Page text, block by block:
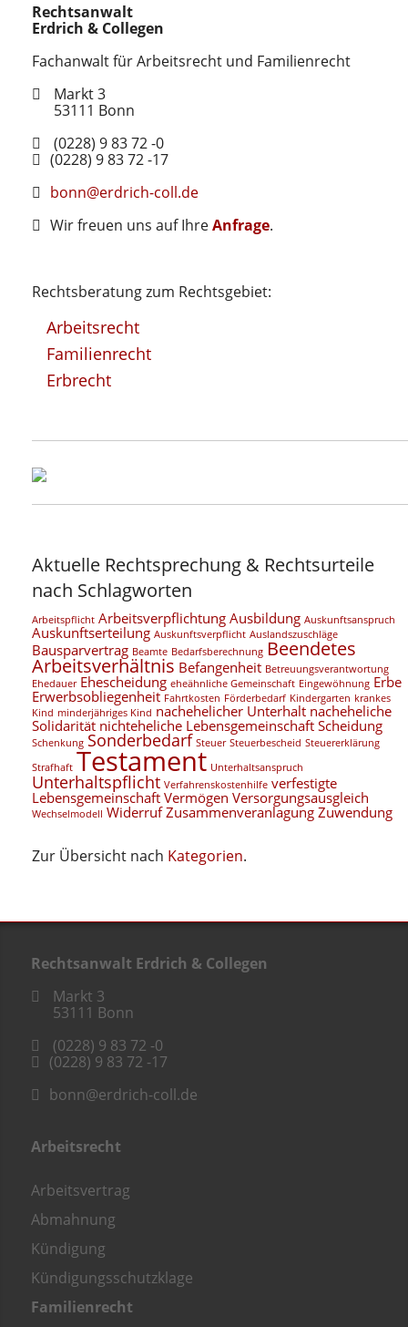
Rechtsanwalt
Erdrich & Collegen
Fachanwalt für Arbeitsrecht und Familienrecht
Markt 3
53111 Bonn
(0228) 9 83 72 -0
(0228) 9 83 72 -17
bonn@erdrich-coll.de
Wir freuen uns auf IhreAnfrage.
Rechtsberatung zum Rechtsgebiet:
Arbeitsrecht
Familienrecht
Erbrecht
Aktuelle Rechtsprechung & Rechtsurteile
nach Schlagworten
Arbeitspflicht Arbeitsverpflichtung Ausbildung Auskunftsanspruch
Auskunftserteilung Auskunftsverpflicht Auslandszuschläge
Bausparvertrag Beamte Bedarfsberechnung Beendetes
Arbeitsverhältnis Befangenheit Betreuungsverantwortung
Ehedauer Ehescheidung eheähnliche Gemeinschaft Eingewöhnung Erbe
Erwerbsobliegenheit Fahrtkosten Förderbedarf Kindergarten krankes
Kind minderjähriges Kind nachehelicher Unterhalt nacheheliche
Solidarität nichteheliche Lebensgemeinschaft Scheidung
Schenkung Sonderbedarf Steuer Steuerbescheid Steuererklärung
Strafhaft Testament Unterhaltsanspruch
Unterhaltspflicht Verfahrenskostenhilfe verfestigte
Lebensgemeinschaft Vermögen Versorgungsausgleich
Wechselmodell Widerruf Zusammenveranlagung Zuwendung
Zur Übersicht nach Kategorien.
Rechtsanwalt Erdrich & Collegen
Markt 3
53111 Bonn
(0228) 9 83 72 -0
(0228) 9 83 72 -17
bonn@erdrich-coll.de
Arbeitsrecht
Arbeitsvertrag
Abmahnung
Kündigung
Kündigungsschutzklage
Familienrecht